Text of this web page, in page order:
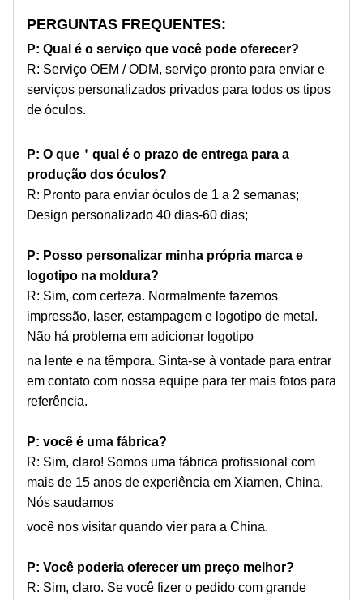
PERGUNTAS FREQUENTES:
P: Qual é o serviço que você pode oferecer?
R: Serviço OEM / ODM, serviço pronto para enviar e
serviços personalizados privados para todos os tipos
de óculos.
P: O que ＇ qual é o prazo de entrega para a
produção dos óculos?
R: Pronto para enviar óculos de 1 a 2 semanas;
Design personalizado 40 dias-60 dias;
P: Posso personalizar minha própria marca e
logotipo na moldura?
R: Sim, com certeza. Normalmente fazemos
impressão, laser, estampagem e logotipo de metal.
Não há problema em adicionar logotipo
na lente e na têmpora. Sinta-se à vontade para entrar
em contato com nossa equipe para ter mais fotos para
referência.
P: você é uma fábrica?
R: Sim, claro! Somos uma fábrica profissional com
mais de 15 anos de experiência em Xiamen, China.
Nós saudamos
você nos visitar quando vier para a China.
P: Você poderia oferecer um preço melhor?
R: Sim, claro. Se você fizer o pedido com grande